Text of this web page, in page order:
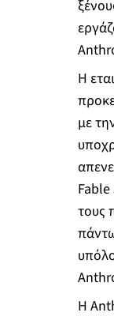
Η
με
Fable
τους
Η